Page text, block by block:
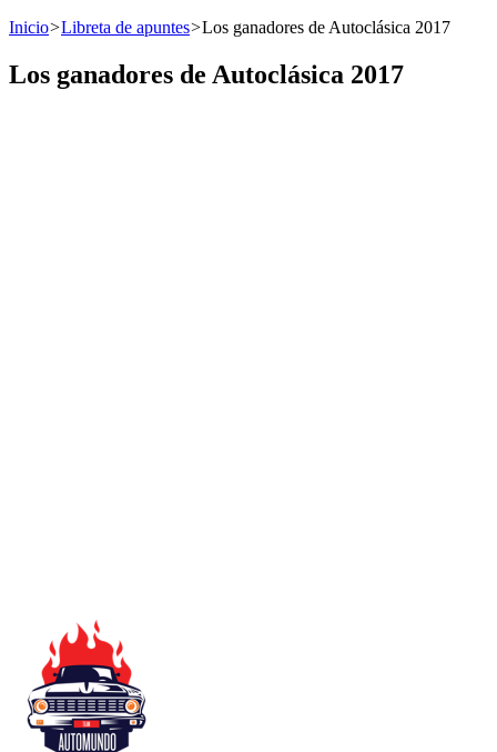
Inicio>Libreta de apuntes>Los ganadores de Autoclásica 2017
Los ganadores de Autoclásica 2017